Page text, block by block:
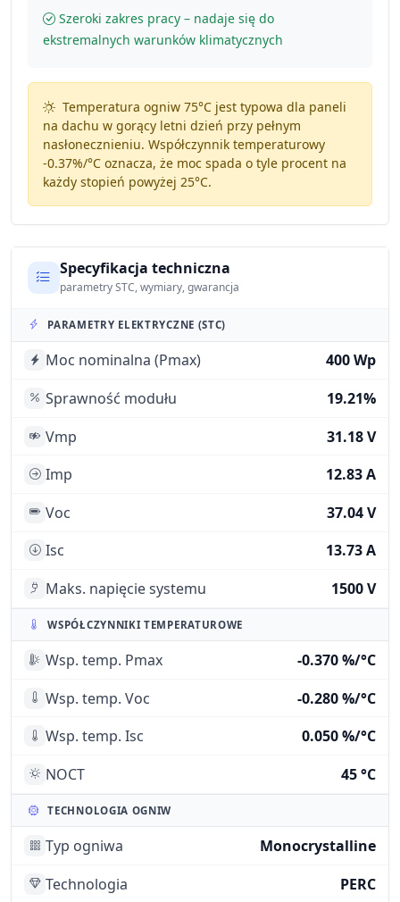
Szeroki zakres pracy – nadaje się do
ekstremalnych warunków klimatycznych
Temperatura ogniw 75°C jest typowa dla paneli
na dachu w gorący letni dzień przy pełnym
nasłonecznieniu. Współczynnik temperaturowy
-0.37%/°Coznacza, że moc spada o tyle procent na
każdy stopień powyżej 25°C.
Specyfikacja techniczna
parametry STC, wymiary, gwarancja
PARAMETRY ELEKTRYCZNE (STC)
Moc nominalna (Pmax)
400 Wp
Sprawność modułu
19.21%
Vmp
31.18 V
Imp
12.83 A
Voc
37.04 V
Isc
13.73 A
Maks. napięcie systemu
1500 V
WSPÓŁCZYNNIKI TEMPERATUROWE
Wsp. temp. Pmax
-0.370 %/°C
Wsp. temp. Voc
-0.280 %/°C
Wsp. temp. Isc
0.050 %/°C
NOCT
45 °C
TECHNOLOGIA OGNIW
Typ ogniwa
Monocrystalline
Technologia
PERC